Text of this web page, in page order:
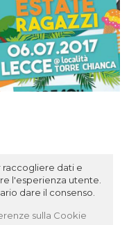
raccogliere dati e
l'esperienza utente.
dare il consenso.
sulla Cookie